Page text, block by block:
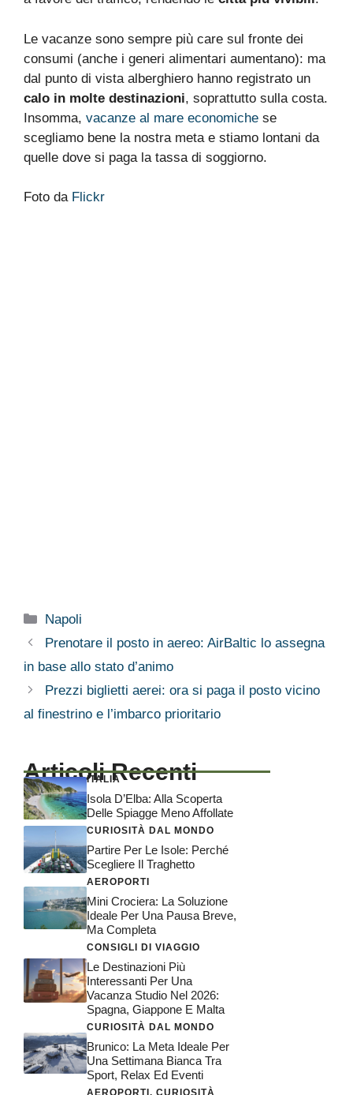
Le vacanze sono sempre più care sul fronte dei
consumi (anche i generi alimentari aumentano): ma
dal punto di vista alberghiero hanno registrato un
calo in molte destinazioni, soprattutto sulla costa.
Insomma, vacanze al mare economiche se
scegliamo bene la nostra meta e stiamo lontani da
quelle dove si paga la tassa di soggiorno.
Foto da Flickr
Categorie
Napoli
Prenotare il posto in aereo: AirBaltic lo assegna
in base allo stato d’animo
Prezzi biglietti aerei: ora si paga il posto vicino
al finestrino e l’imbarco prioritario
Articoli Recenti
ITALIA
Isola D’Elba: Alla Scoperta
Delle Spiagge Meno Affollate
CURIOSITÀ DAL MONDO
Partire Per Le Isole: Perché
Scegliere Il Traghetto
AEROPORTI
Mini Crociera: La Soluzione
Ideale Per Una Pausa Breve,
Ma Completa
CONSIGLI DI VIAGGIO
Le Destinazioni Più
Interessanti Per Una
Vacanza Studio Nel 2026:
Spagna, Giappone E Malta
CURIOSITÀ DAL MONDO
Brunico: La Meta Ideale Per
Una Settimana Bianca Tra
Sport, Relax Ed Eventi
AEROPORTI, CURIOSITÀ